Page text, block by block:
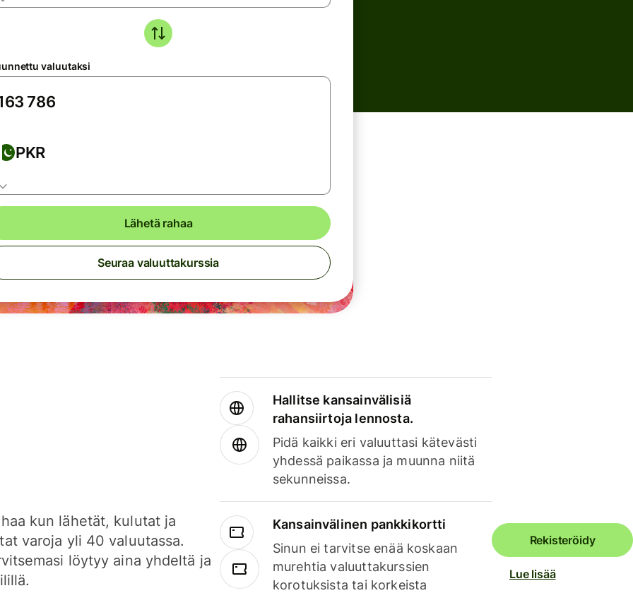
valuutaksi
PKR
Lähetä rahaa
Seuraa valuuttakurssia
kun lähetät, kulutat ja
varoja yli 40 valuutassa.
löytyy aina yhdeltä ja
Hallitse kansainvälisiä
rahansiirtoja lennosta.
Pidä kaikki eri valuuttasi kätevästi
yhdessä paikassa ja muunna niitä
sekunneissa.
Kansainvälinen pankkikortti
Sinun ei tarvitse enää koskaan
murehtia valuuttakurssien
korotuksista tai korkeista
Rekisteröidy
Lue lisää